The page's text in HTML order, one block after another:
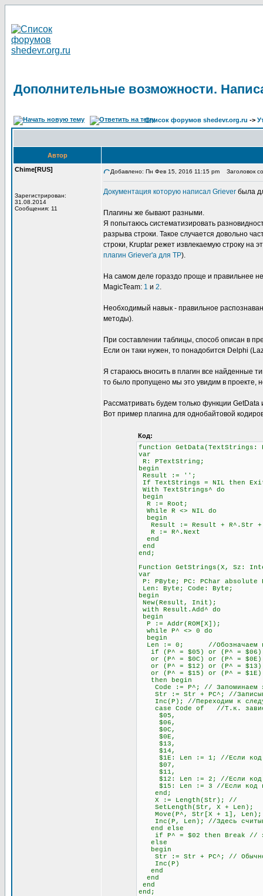
Дополнительные возможности.
Список форумов shedevr.org.ru ->
Автор
Chime[RUS]
Зарегистрирован:
31.08.2014
Сообщения: 11
Добавлено: Пн Фев 15, 2016 11:15 pm Заголовок
Документация которую написал Griever была
Плагины же бывают разными.
Я попытаюсь систематизировать
разрыва строки. Такое случается довольно
строки, Kruptar режет извлекаемую строку на
плагин Griever'а для TP).
На самом деле гораздо проще и правильнее
MagicTeam: 1 и 2.
Необходимый навык - правильное
методы).
При составлении таблицы, способ описан в
Если он таки нужен, то понадобится Delphi
Я стараюсь вносить в плагин все найденные
то было пропущено мы это увидим в проекте,
Рассматривать будем только функции
Вот пример плагина для однобайтовой
Код:
function
var
R: PTextString;
begin
Result := '';
If TextStrings = NIL then
With TextStrings^ do
begin
R := Root;
While R <> NIL do
begin
Result := Result + R^.Str +
R := R^.Next
end
end
end;
Function GetStrings(X, Sz:
var
P: PByte; PC: PChar absolute
Len: Byte; Code: Byte;
begin
New(Result, Init);
with Result.Add^ do
begin
P := Addr(ROM[X]);
while P^ <> 0 do
begin
Len := 0; //Обозначаем
if (P^ = $05) or (P^ = $06) or
or (P^ = $0C) or (P^ = $0E) or
or (P^ = $12) or (P^ = $13)
or (P^ = $15) or (P^ = $1E)
then begin
Code := P^; // Запоминаем
Str := Str + PC^; //
Inc(P); //Переходим к
case Code of //Т.к.
$05,
$06,
$0C,
$0E,
$13,
$14,
$1E: Len := 1; //Если код
$07,
$11,
$12: Len := 2; //Если код
$15: Len := 3 //Если код
end;
X := Length(Str); //
SetLength(Str, X +
Move(P^, Str[X + 1],
Inc(P, Len); //Здесь
end else
if P^ = $02 then Break // это
else
begin
Str := Str + PC^; // Обычное
Inc(P)
end
end
end
end;